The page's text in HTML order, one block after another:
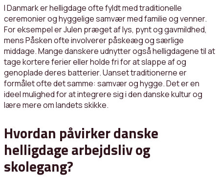
I Danmark er helligdage ofte fyldt med traditionelle
ceremonier og hyggelige samvær med familie og venner.
For eksempel er Julen præget af lys, pynt og gavmildhed,
mens Påsken ofte involverer påskeæg og særlige
middage. Mange danskere udnytter også helligdagene til at
tage kortere ferier eller holde fri for at slappe af og
genoplade deres batterier. Uanset traditionerne er
formålet ofte det samme: samvær og hygge. Det er en
ideel mulighed for at integrere sig i den danske kultur og
lære mere om landets skikke.
Hvordan påvirker danske
helligdage arbejdsliv og
skolegang?